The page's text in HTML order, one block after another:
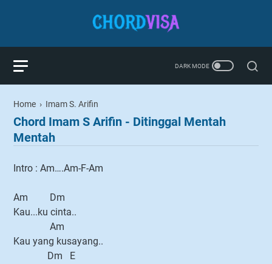
Home › Imam S. Arifin
Chord Imam S Arifin - Ditinggal Mentah
Mentah
Intro : Am….Am-F-Am
Am Dm
Kau...ku cinta..
Am
Kau yang kusayang..
Dm E